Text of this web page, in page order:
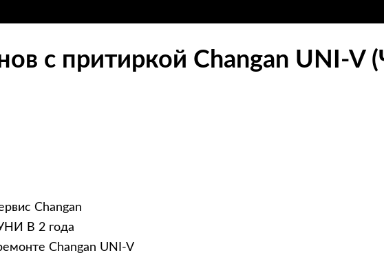
с притиркой Changan UNI-V
Changan
В 2 года
Changan UNI-V